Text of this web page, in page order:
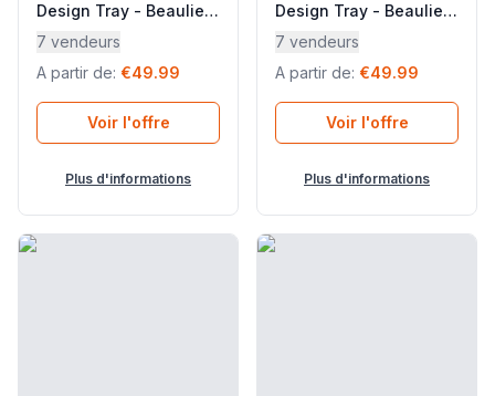
Design Tray - Beaulieu
- Acier - Blue Mistral
7 vendeurs
A partir de: €49.99
Voir l'offre
Plus d'informations
Design Tray - Beaulieu
- Acier - Beige Albe
Mobilier
7 vendeurs
A partir de: €49.99
Voir l'offre
Plus d'informations